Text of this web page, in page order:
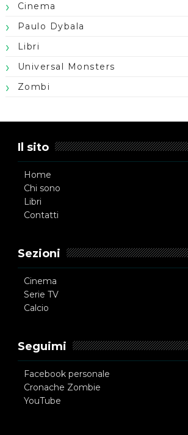
Cinema
Paulo Dybala
Libri
Universal Monsters
Zombi
Il sito
Home
Chi sono
Libri
Contatti
Sezioni
Cinema
Serie TV
Calcio
Seguimi
Facebook personale
Cronache Zombie
YouTube